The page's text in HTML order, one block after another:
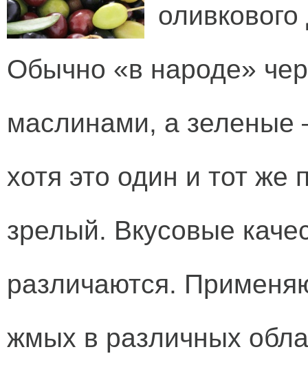
Обычно «в народе»
маслинами, а зеленые
хотя это один и тот
зрелый. Вкусовые
различаются.
жмых в различных